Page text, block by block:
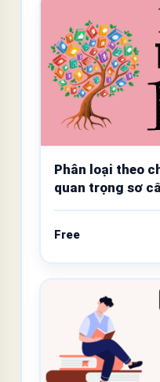
Phân loại theo
quan trọng sơ
Free